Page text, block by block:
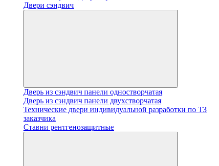
Двери сэндвич
Дверь из сэндвич панели одностворчатая
Дверь из сэндвич панели двухстворчатая
Технические двери индивидуальной разработки по ТЗ
заказчика
Ставни рентгенозащитные